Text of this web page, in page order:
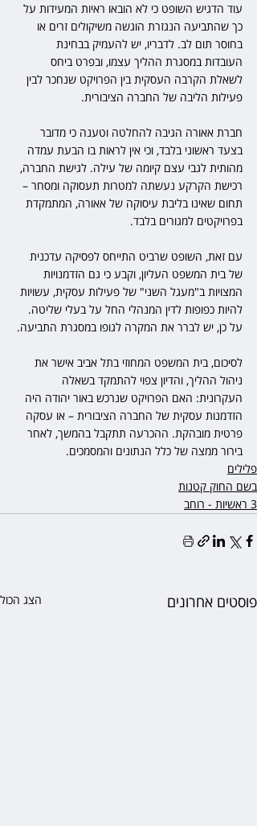
עוד הדגיש השופט כי לא הובאו ראיות המעידות על
כך שהתביעה הנגזרת הוגשה משיקולים זרים או
בחוסר תום לב. לדבריו, יש להעמיק בבחינת
העובדות במסגרת ההליך עצמו, ובפרט ביחס
לשאלת הקרבה העסקית בין הפרויקט שנחכר לבין
פעילות הליבה של החברה הציבורית.
חברת אאורה הגיבה להחלטה וטענה כי מדובר
בצעד ראשוני בלבד, וכי אין לראות בו הבעת עמדה
מהותית לגבי עצם קיומה של עילה. לגישת החברה,
רכישת הקרקע נעשתה למטרות תעסוקה ומסחר –
תחום שאינו בליבת עיסוקה של אאורה, המתמקדת
בפרויקטים למגורים בלבד.
עם זאת, השופט שרביט התייחס לפסיקה עדכנית
של בית המשפט העליון, וקבע כי גם הזדמנויות
המצויות ב"מעגל השני" של פעילות עסקית, עשויות
להיות כפופות לדין המנהלי החל על בעלי שליטה.
על כן, יש לברר את המקרה לגופו במסגרת התביעה.
לסיכום, בית המשפט המחוזי בתל אביב אישר את
ניהול ההליך, והדיון צפוי להתמקד בשאלה
העקרונית: האם הפרויקט שנרכש באור יהודה היה
הזדמנות עסקית של החברה הציבורית – או עסקה
פרטית מובהקת. ההכרעה תתקבל בהמשך, לאחר
בירור ממצה של כלל הנתונים והמסמכים.
פלילים
בשם החוק קטנות
3 ראשיות - רוחב
פוסטים אחרונים הצג הכול